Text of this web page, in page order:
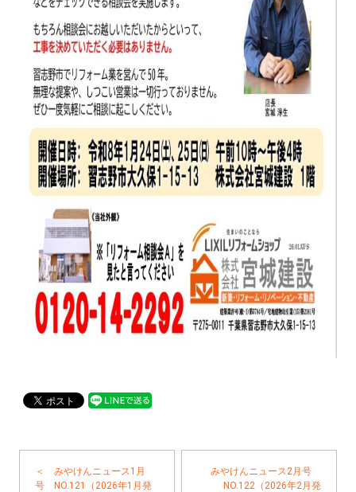
＜ みやけんニュース1月
号 NO.121（2026年1月発
みやけんニュース2月号
NO.122（2026年2月発